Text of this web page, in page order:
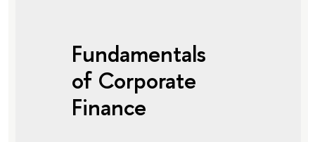
Fundamentals
of Corporate
Finance